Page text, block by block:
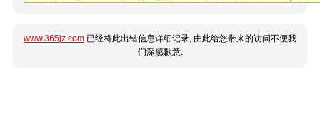
www.365jz.com 已经将此出错信息详细记录, 由此给您带来的访问不便我
们深感歉意.